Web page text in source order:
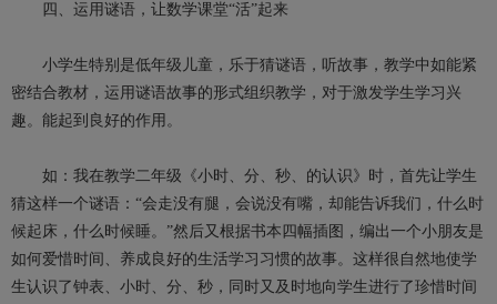
四、运用谜语，让数学课堂“活”起来
小学生特别是低年级儿童，乐于猜谜语，听故事，教学中如能紧
密结合教材，运用谜语故事的形式组织教学，对于激发学生学习兴
趣。能起到良好的作用。
如：我在教学二年级《小时、分、秒、的认识》时，首先让学生
猜这样一个谜语：“会走没有腿，会说没有嘴，却能告诉我们，什么时
候起床，什么时候睡。”然后又根据书本四幅插图，编出一个小朋友是
如何爱惜时间、养成良好的生活学习习惯的故事。这样很自然地使学
生认识了钟表、小时、分、秒，同时又及时地向学生进行了珍惜时间